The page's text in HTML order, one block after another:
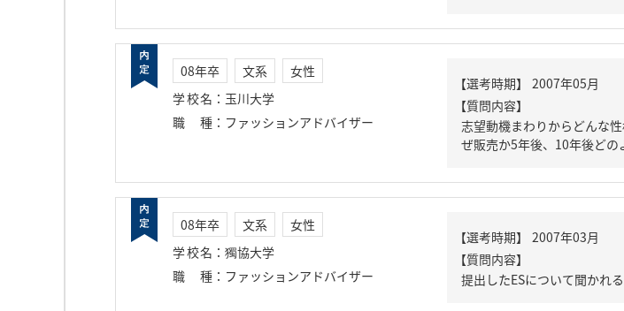
08年卒 文系
女性
学校名 ： 玉川大学
職種 ： ファッションアドバイザー
【質問内容】
志望動機まわりからどんな
ぜ販売か5年後、10年後ど
08年卒 文系
女性
学校名 ： 獨協大学
職種 ： ファッションアドバイザー
【質問内容】
提出したESについて聞かれ